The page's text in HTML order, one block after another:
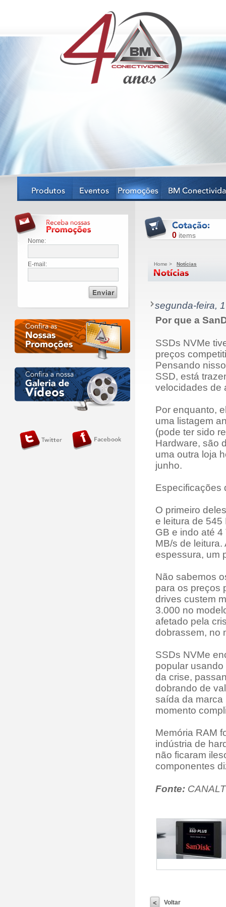
Nome:
E-mail:
0 items
Home > Notícias
segunda-feira,
Por que a
SSDs NVMe
preços
Pensando
SSD, está
velocidades de
Por enquanto,
uma listagem
(pode ter sido
Hardware, são
uma outra loja
junho.
Especificações
O primeiro
e leitura de 545
GB e indo até
MB/s de
espessura, um
Não sabemos
para os preços
drives custem
3.000 no
afetado pela
dobrassem, no
SSDs NVMe
popular
da crise,
dobrando de
saída da marca
momento
Memória RAM
indústria de
não ficaram
componentes
Fonte:
Voltar